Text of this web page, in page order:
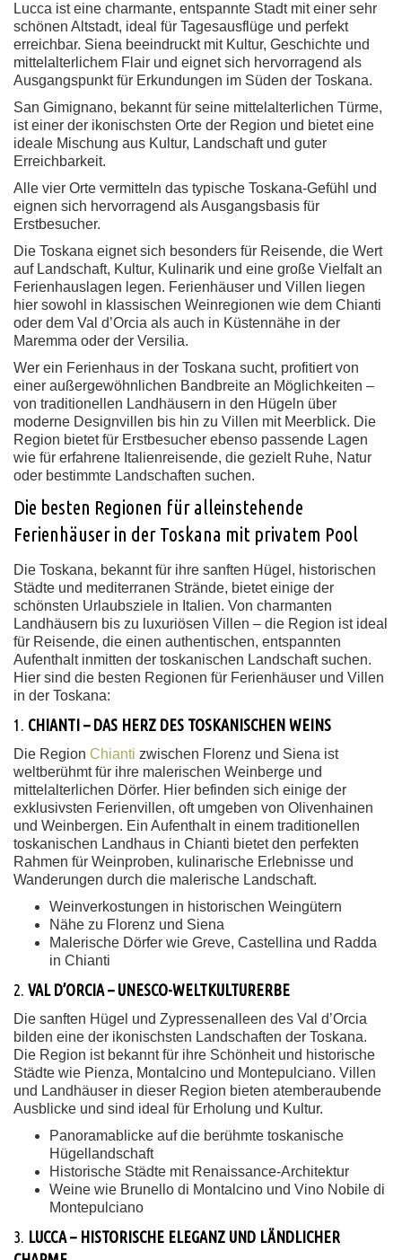
Lucca ist eine charmante, entspannte Stadt mit einer sehr
schönen Altstadt, ideal für Tagesausflüge und perfekt
erreichbar. Siena beeindruckt mit Kultur, Geschichte und
mittelalterlichem Flair und eignet sich hervorragend als
Ausgangspunkt für Erkundungen im Süden der Toskana.
San Gimignano, bekannt für seine mittelalterlichen Türme,
ist einer der ikonischsten Orte der Region und bietet eine
ideale Mischung aus Kultur, Landschaft und guter
Erreichbarkeit.
Alle vier Orte vermitteln das typische Toskana-Gefühl und
eignen sich hervorragend als Ausgangsbasis für
Erstbesucher.
Die Toskana eignet sich besonders für Reisende, die Wert
auf Landschaft, Kultur, Kulinarik und eine große Vielfalt an
Ferienhauslagen legen. Ferienhäuser und Villen liegen
hier sowohl in klassischen Weinregionen wie dem Chianti
oder dem Val d’Orcia als auch in Küstennähe in der
Maremma oder der Versilia.
Wer ein Ferienhaus in der Toskana sucht, profitiert von
einer außergewöhnlichen Bandbreite an Möglichkeiten –
von traditionellen Landhäusern in den Hügeln über
moderne Designvillen bis hin zu Villen mit Meerblick. Die
Region bietet für Erstbesucher ebenso passende Lagen
wie für erfahrene Italienreisende, die gezielt Ruhe, Natur
oder bestimmte Landschaften suchen.
Die besten Regionen für alleinstehende
Ferienhäuser in der Toskana mit privatem Pool
Die Toskana, bekannt für ihre sanften Hügel, historischen
Städte und mediterranen Strände, bietet einige der
schönsten Urlaubsziele in Italien. Von charmanten
Landhäusern bis zu luxuriösen Villen – die Region ist ideal
für Reisende, die einen authentischen, entspannten
Aufenthalt inmitten der toskanischen Landschaft suchen.
Hier sind die besten Regionen für Ferienhäuser und Villen
in der Toskana:
1. CHIANTI – DAS HERZ DES TOSKANISCHEN WEINS
Die Region Chianti zwischen Florenz und Siena ist
weltberühmt für ihre malerischen Weinberge und
mittelalterlichen Dörfer. Hier befinden sich einige der
exklusivsten Ferienvillen, oft umgeben von Olivenhainen
und Weinbergen. Ein Aufenthalt in einem traditionellen
toskanischen Landhaus in Chianti bietet den perfekten
Rahmen für Weinproben, kulinarische Erlebnisse und
Wanderungen durch die malerische Landschaft.
Weinverkostungen in historischen Weingütern
Nähe zu Florenz und Siena
Malerische Dörfer wie Greve, Castellina und Radda
in Chianti
2. VAL D’ORCIA – UNESCO-WELTKULTURERBE
Die sanften Hügel und Zypressenalleen des Val d’Orcia
bilden eine der ikonischsten Landschaften der Toskana.
Die Region ist bekannt für ihre Schönheit und historische
Städte wie Pienza, Montalcino und Montepulciano. Villen
und Landhäuser in dieser Region bieten atemberaubende
Ausblicke und sind ideal für Erholung und Kultur.
Panoramablicke auf die berühmte toskanische
Hügellandschaft
Historische Städte mit Renaissance-Architektur
Weine wie Brunello di Montalcino und Vino Nobile di
Montepulciano
3. LUCCA – HISTORISCHE ELEGANZ UND LÄNDLICHER